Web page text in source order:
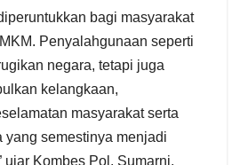
bagi masyarakat
Penyalahgunaan seperti
negara, tetapi juga
kelangkaan,
masyarakat serta
yang semestinya menjadi
ujar Kombes Pol. Sumarni.